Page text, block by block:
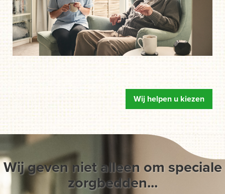
Wij helpen u kiezen
Wij geven niet alleen om speciale
zorgbedden...